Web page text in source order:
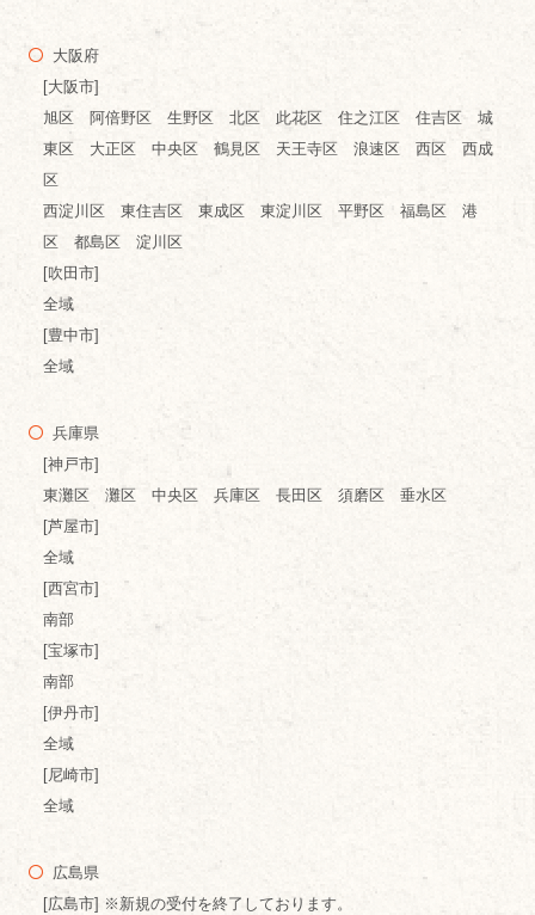
大阪府
[大阪市]
旭区 阿倍野区 生野区 北区 此花区 住之江区 住吉区 城
東区 大正区 中央区 鶴見区 天王寺区 浪速区 西区 西成
区
西淀川区 東住吉区 東成区 東淀川区 平野区 福島区 港
区 都島区 淀川区
[吹田市]
全域
[豊中市]
全域
兵庫県
[神戸市]
東灘区 灘区 中央区 兵庫区 長田区 須磨区 垂水区
[芦屋市]
全域
[西宮市]
南部
[宝塚市]
南部
[伊丹市]
全域
[尼崎市]
全域
広島県
[広島市] ※新規の受付を終了しております。